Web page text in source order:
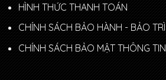
HÌNH THỨC THANH TOÁN
CHÍNH SÁCH BẢO HÀNH - BẢO TRÌ
CHÍNH SÁCH BẢO MẬT THÔNG TIN